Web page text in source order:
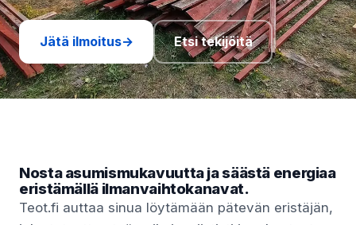
Jätä ilmoitus→ Etsi tekijöitä
Nosta asumismukavuutta ja säästä energiaa
eristämällä ilmanvaihtokanavat.
Teot.fi auttaa sinua löytämään pätevän eristäjän,